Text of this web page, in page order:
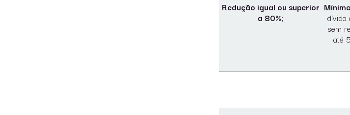
Redução igual ou superior
a 80%;
dívida
sem
até